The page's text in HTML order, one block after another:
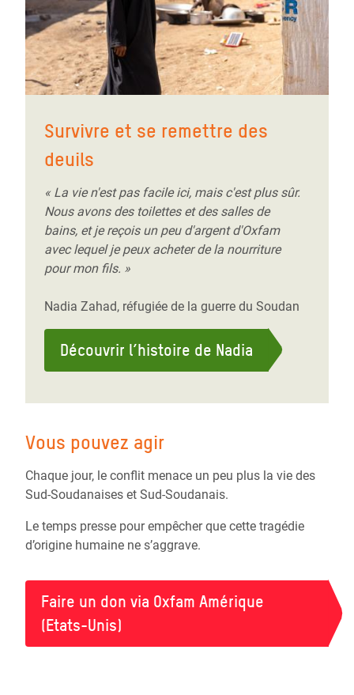
Survivre et se remettre des
deuils
« La vie n'est pas facile ici, mais c'est plus sûr.
Nous avons des toilettes et des salles de
bains, et je reçois un peu d'argent d'Oxfam
avec lequel je peux acheter de la nourriture
pour mon fils. »
Nadia Zahad, réfugiée de la guerre du Soudan
Découvrir l’histoire de Nadia
Vous pouvez agir
Chaque jour, le conflit menace un peu plus la vie des
Sud-Soudanaises et Sud-Soudanais.
Le temps presse pour empêcher que cette tragédie
d’origine humaine ne s’aggrave.
Faire un don via Oxfam Amérique
(Etats-Unis)